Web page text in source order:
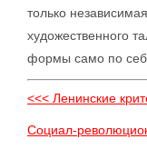
только
художественного
формы само по
<<< Ленинские
Социал-